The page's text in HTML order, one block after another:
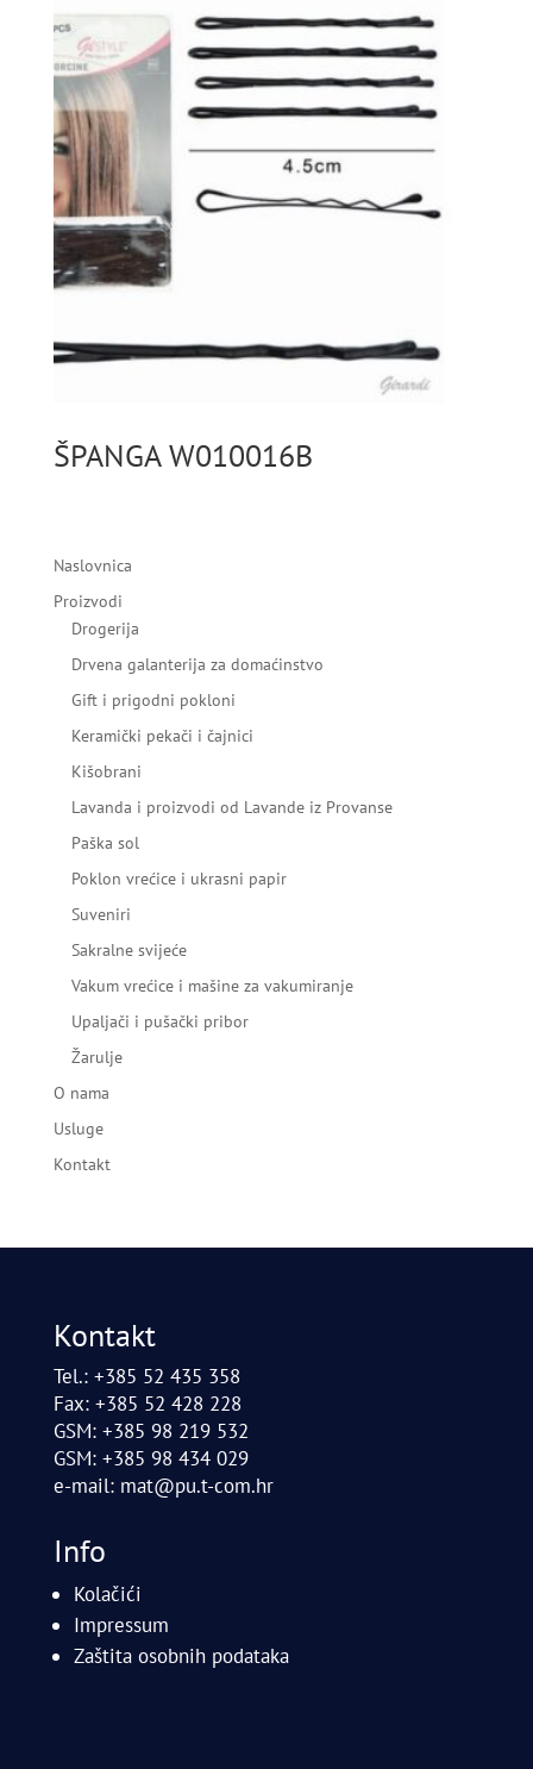
ŠPANGA W010016B
Naslovnica
Proizvodi
Drogerija
Drvena galanterija za domaćinstvo
Gift i prigodni pokloni
Keramički pekači i čajnici
Kišobrani
Lavanda i proizvodi od Lavande iz Provanse
Paška sol
Poklon vrećice i ukrasni papir
Suveniri
Sakralne svijeće
Vakum vrećice i mašine za vakumiranje
Upaljači i pušački pribor
Žarulje
O nama
Usluge
Kontakt
Kontakt
Tel.: +385 52 435 358
Fax: +385 52 428 228
GSM: +385 98 219 532
GSM: +385 98 434 029
e-mail: mat@pu.t-com.hr
Info
Kolačići
Impressum
Zaštita osobnih podataka